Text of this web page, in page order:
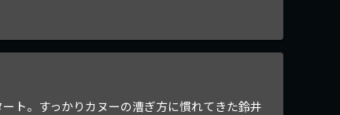
ト。すっかりカヌーの漕ぎ方に慣れてきた鈴井